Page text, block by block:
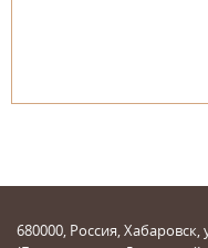
680000, Россия,